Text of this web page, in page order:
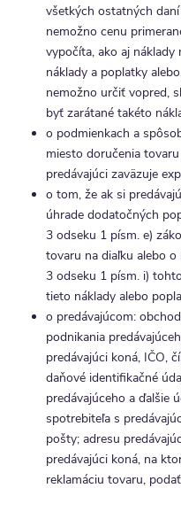
všetkých ostatných
nemožno cenu
vypočíta, ako aj
náklady a poplatky
nemožno určiť vopred,
byť zarátané takéto
o podmienkach a
miesto doručenia
predávajúci zaväzuje
o tom, že ak si
úhrade dodatočných
3 odseku 1 písm. e)
tovaru na diaľku alebo
3 odseku 1 písm. i)
tieto náklady alebo
o predávajúcom:
podnikania
predávajúci koná, IČO,
daňové identifikačné
predávajúceho a ďalšie
spotrebiteľa s
pošty; adresu
predávajúci koná, na
reklamáciu tovaru,